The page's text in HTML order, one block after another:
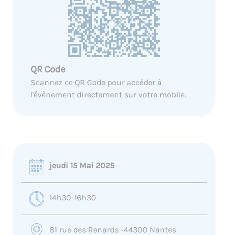
QR Code
Scannez ce QR Code pour accéder à
l'évènement directement sur votre mobile.
jeudi 15 Mai 2025
14h30-16h30
81 rue des Renards -44300 Nantes